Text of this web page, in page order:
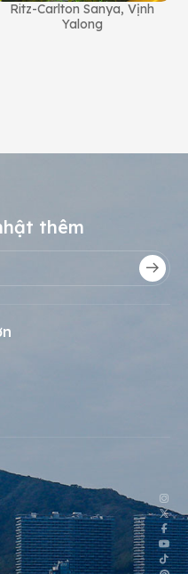
Ritz-Carlton Sanya, Vịnh
Yalong
thêm